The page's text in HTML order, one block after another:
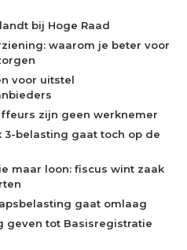
bij Hoge Raad
waarom je beter voor
voor uitstel
zijn geen werknemer
3-belasting gaat toch op de
maar loon: fiscus wint zaak
gaat omlaag
geven tot Basisregistratie